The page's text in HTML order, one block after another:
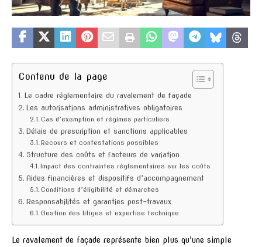
Contenu de la page
Le cadre réglementaire du ravalement de façade
Les autorisations administratives obligatoires
Cas d’exemption et régimes particuliers
Délais de prescription et sanctions applicables
Recours et contestations possibles
Structure des coûts et facteurs de variation
Impact des contraintes réglementaires sur les coûts
Aides financières et dispositifs d’accompagnement
Conditions d’éligibilité et démarches
Responsabilités et garanties post-travaux
Gestion des litiges et expertise technique
Le ravalement de façade représente bien plus qu’une simple